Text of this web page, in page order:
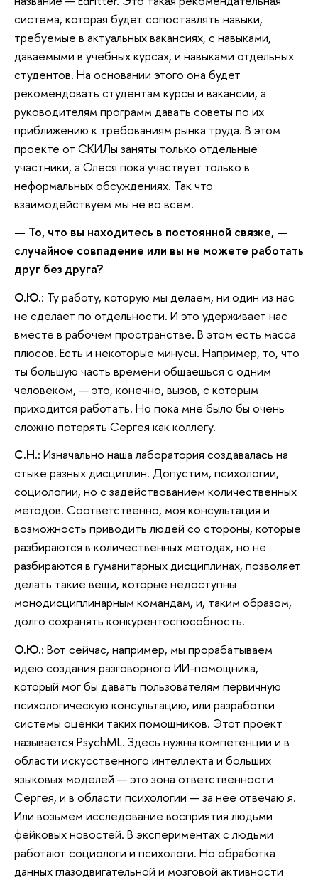
система, которая будет сопоставлять навыки,
требуемые в актуальных вакансиях, с навыками,
даваемыми в учебных курсах, и навыками отдельных
студентов. На основании этого она будет
рекомендовать студентам курсы и вакансии, а
руководителям программ давать советы по их
приближению к требованиям рынка труда. В этом
проекте от СКИЛы заняты только отдельные
участники, а Олеся пока участвует только в
неформальных обсуждениях. Так что
взаимодействуем мы не во всем.
— То, что вы находитесь в постоянной связке, —
случайное совпадение или вы не можете работать
друг без друга?
О.Ю.: Ту работу, которую мы делаем, ни один из нас
не сделает по отдельности. И это удерживает нас
вместе в рабочем пространстве. В этом есть масса
плюсов. Есть и некоторые минусы. Например, то, что
ты большую часть времени общаешься с одним
человеком, — это, конечно, вызов, с которым
приходится работать. Но пока мне было бы очень
сложно потерять Сергея как коллегу.
С.Н.: Изначально наша лаборатория создавалась на
стыке разных дисциплин. Допустим, психологии,
социологии, но с задействованием количественных
методов. Соответственно, моя консультация и
возможность приводить людей со стороны, которые
разбираются в количественных методах, но не
разбираются в гуманитарных дисциплинах, позволяет
делать такие вещи, которые недоступны
монодисциплинарным командам, и, таким образом,
долго сохранять конкурентоспособность.
О.Ю.: Вот сейчас, например, мы прорабатываем
идею создания разговорного ИИ-помощника,
который мог бы давать пользователям первичную
психологическую консультацию, или разработки
системы оценки таких помощников. Этот проект
называется PsychML. Здесь нужны компетенции и в
области искусственного интеллекта и больших
языковых моделей — это зона ответственности
Сергея, и в области психологии — за нее отвечаю я.
Или возьмем исследование восприятия людьми
фейковых новостей. В экспериментах с людьми
работают социологи и психологи. Но обработка
данных глазодвигательной и мозговой активности